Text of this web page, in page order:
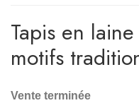
Tapis en
motifs
Vente terminée